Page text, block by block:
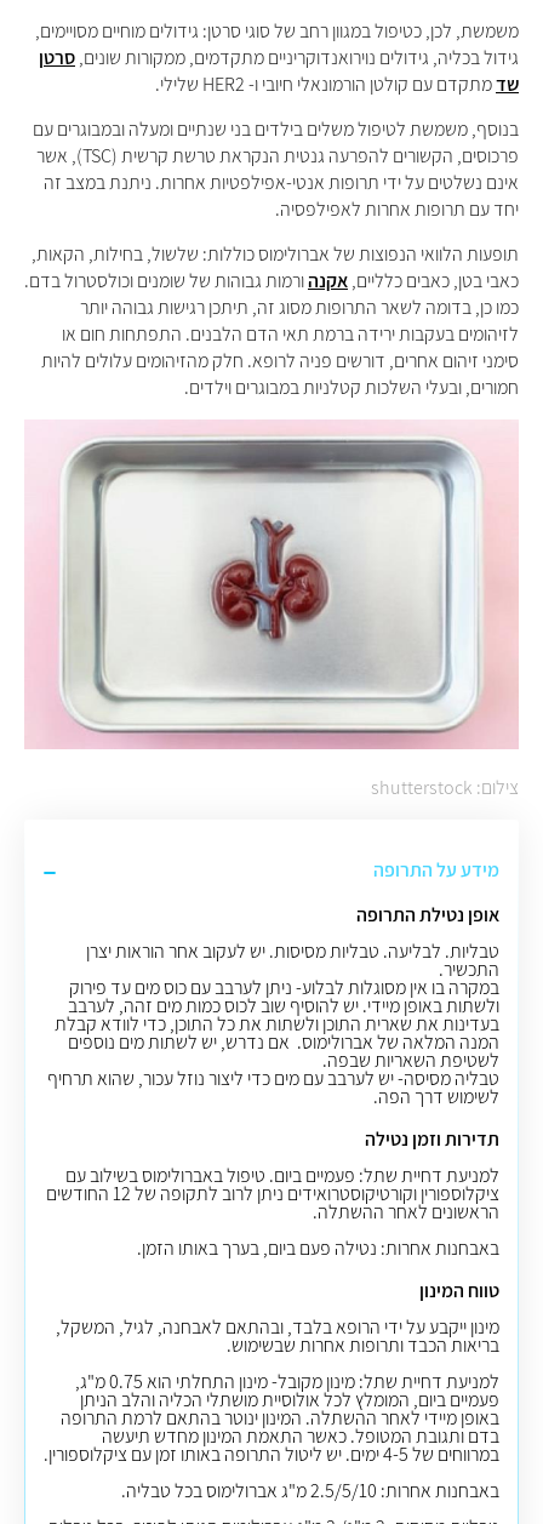
משמשת, לכן, כטיפול במגוון רחב של סוגי סרטן: גידולים מוחיים מסויימים,
גידול בכליה, גידולים נוירואנדוקריניים מתקדמים, ממקורות שונים,סרטן
שדמתקדם עם קולטן הורמונאלי חיובי ו- HER2 שלילי.
בנוסף, משמשת לטיפול משלים בילדים בני שנתיים ומעלה ובמבוגרים עם
פרכוסים, הקשורים להפרעה גנטית הנקראת טרשת קרשית (TSC), אשר
אינם נשלטים על ידי תרופות אנטי-אפילפטיות אחרות. ניתנת במצב זה
יחד עם תרופות אחרות לאפילפסיה.
תופעות הלוואי הנפוצות של אברולימוס כוללות: שלשול, בחילות, הקאות,
כאבי בטן, כאבים כלליים,אקנהורמות גבוהות של שומנים וכולסטרול בדם.
כמו כן, בדומה לשאר התרופות מסוג זה, תיתכן רגישות גבוהה יותר
לזיהומים בעקבות ירידה ברמת תאי הדם הלבנים. התפתחות חום או
סימני זיהום אחרים, דורשים פניה לרופא. חלק מהזיהומים עלולים להיות
חמורים, ובעלי השלכות קטלניות במבוגרים וילדים.
צילום: shutterstock
מידע על התרופה
אופן נטילת התרופה
טבליות. לבליעה. טבליות מסיסות.יש לעקוב אחר הוראות יצרן
התכשיר.
במקרה בו אין מסוגלות לבלוע- ניתן לערבב עם כוס מים עד פירוק
ולשתות באופן מיידי. יש להוסיף שוב לכוס כמות מים זהה, לערבב
בעדינות את שארית התוכן ולשתות את כל התוכן, כדי לוודא קבלת
המנה המלאה של אברולימוס. אם נדרש, יש לשתות מים נוספים
לשטיפת השאריות שבפה.
טבליה מסיסה- יש לערבב עם מים כדי ליצור נוזל עכור, שהוא תרחיף
לשימוש דרך הפה.
תדירות וזמן נטילה
למניעת דחיית שתל: פעמיים ביום. טיפול באברולימוס בשילוב עם
ציקלוספורין וקורטיקוסטרואידים ניתן לרוב לתקופה של 12 החודשים
הראשונים לאחר ההשתלה.
באבחנות אחרות: נטילה פעם ביום, בערך באותו הזמן.
טווח המינון
מינון ייקבע על ידי הרופא בלבד, ובהתאם לאבחנה, לגיל, המשקל,
בריאות הכבד ותרופות אחרות שבשימוש.
למניעת דחיית שתל: מינון מקובל- מינון התחלתי הוא 0.75 מ"ג,
פעמיים ביום, המומלץ לכל אולוסיית מושתלי הכליה והלב הניתן
באופן מיידי לאחר ההשתלה. המינון ינוטר בהתאם לרמת התרופה
בדם ותגובת המטופל. כאשר התאמת המינון מחדש תיעשה
במרווחים של 4-5 ימים. יש ליטול התרופה באותו זמן עם ציקלוספורין.
באבחנות אחרות: 2.5/5/10 מ"ג אברולימוס בכל טבליה.